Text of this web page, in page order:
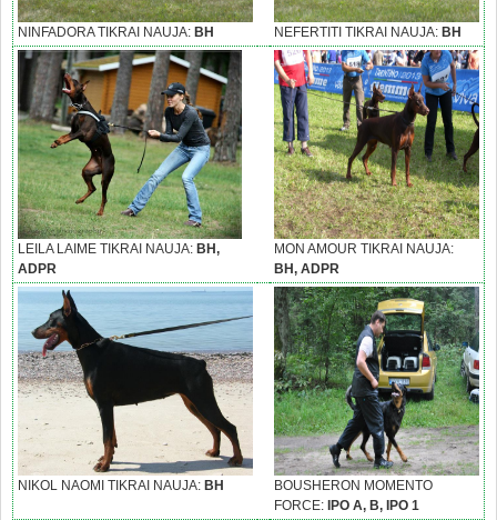
NINFADORA TIKRAI NAUJA: BH NEFERTITI TIKRAI NAUJA: BH
LEILA LAIME TIKRAI NAUJA:BH,
ADPR
MON AMOUR TIKRAI NAUJA:
BH, ADPR
NIKOL NAOMI TIKRAI NAUJA:BH
BOUSHERON MOMENTO
FORCE:IPO A, B, IPO 1